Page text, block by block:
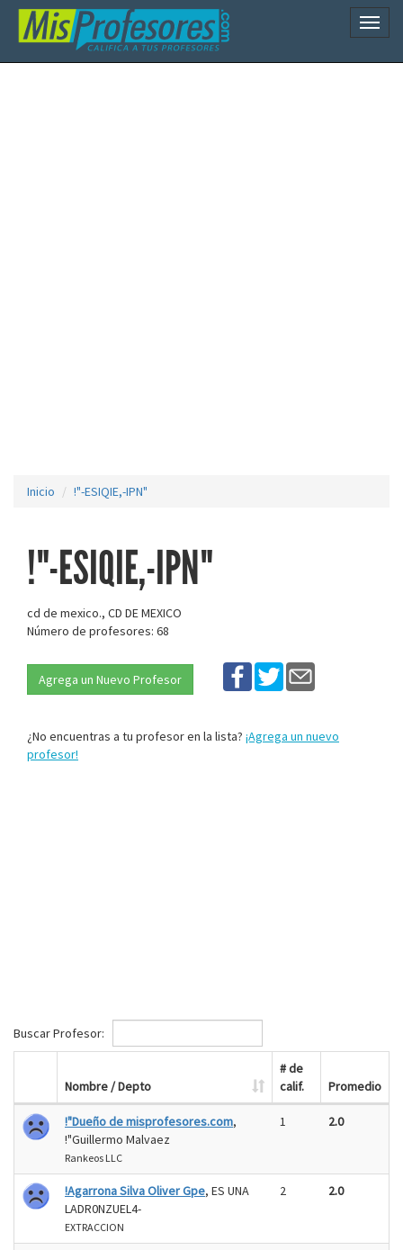
Inicio !"-ESIQIE,-IPN"
!"-ESIQIE,-IPN"
cd de mexico., CD DE MEXICO
Número de profesores: 68
Agrega un Nuevo Profesor
¿No encuentras a tu profesor en la lista? ¡Agrega un nuevo
profesor!
Buscar Profesor:
Nombre / Depto
# de
calif.
Promedio
!"Dueño de misprofesores.com,
!"Guillermo Malvaez
Rankeos LLC
1 2.0
!Agarrona Silva Oliver Gpe, ES UNA
LADR0NZUEL4-
EXTRACCION
2 2.0